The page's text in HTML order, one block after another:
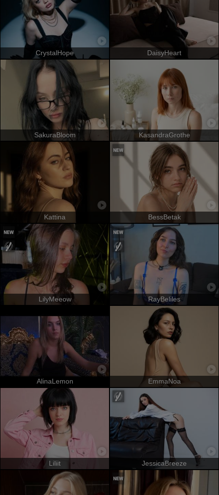
CrystalHope DaisyHeart
SakuraBloom KasandraGrothe
Kattina BessBetak
LilyMeeow RayBeliles
AlinaLemon EmmaNoa
Liliit JessicaBreeze